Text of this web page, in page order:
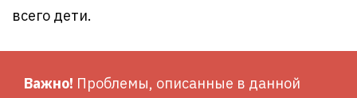
всего дети.
Важно! Проблемы, описанные в данной